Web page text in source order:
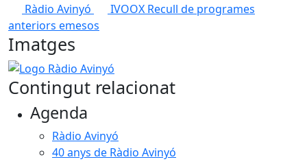
Ràdio Avinyó IVOOX Recull de programes
anteriors emesos
Imatges
Logo Ràdio Avinyó
Contingut relacionat
Agenda
Ràdio Avinyó
40 anys de Ràdio Avinyó